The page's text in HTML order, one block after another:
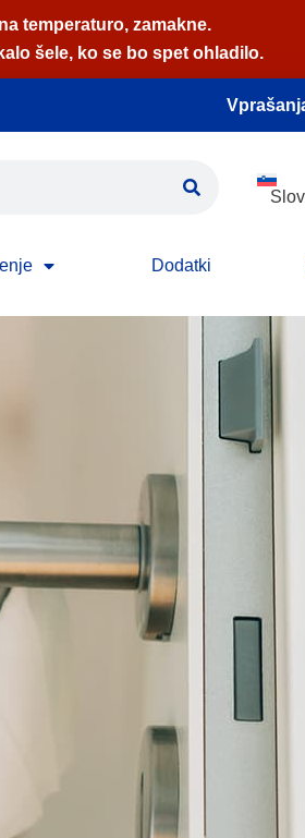
temperaturo, zamakne.
šele, ko se bo spet ohladilo.
Dodatki